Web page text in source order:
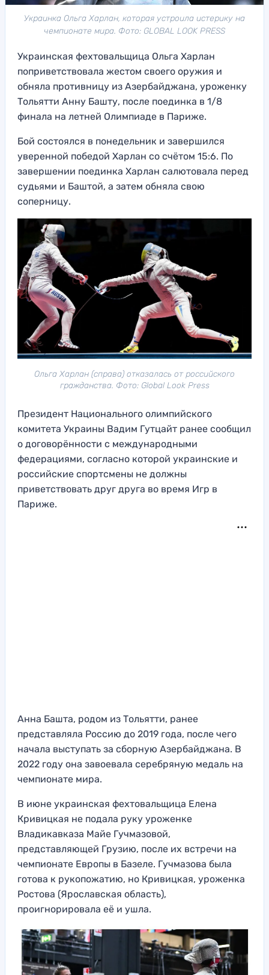
Украинка Ольга Харлан, которая устроила истерику на
чемпионате мира. Фото: GLOBAL LOOK PRESS
Украинская фехтовальщица Ольга Харлан
поприветствовала жестом своего оружия и
обняла противницу из Азербайджана, уроженку
Тольятти Анну Башту, после поединка в 1/8
финала на летней Олимпиаде в Париже.
Бой состоялся в понедельник и завершился
уверенной победой Харлан со счётом 15:6. По
завершении поединка Харлан салютовала перед
судьями и Баштой, а затем обняла свою
соперницу.
Ольга Харлан (справа) отказалась от российского
гражданства. Фото: Global Look Press
Президент Национального олимпийского
комитета Украины Вадим Гутцайт ранее сообщил
о договорённости с международными
федерациями, согласно которой украинские и
российские спортсмены не должны
приветствовать друг друга во время Игр в
Париже.
Анна Башта, родом из Тольятти, ранее
представляла Россию до 2019 года, после чего
начала выступать за сборную Азербайджана. В
2022 году она завоевала серебряную медаль на
чемпионате мира.
В июне украинская фехтовальщица Елена
Кривицкая не подала руку уроженке
Владикавказа Майе Гучмазовой,
представляющей Грузию, после их встречи на
чемпионате Европы в Базеле. Гучмазова была
готова к рукопожатию, но Кривицкая, уроженка
Ростова (Ярославская область),
проигнорировала её и ушла.